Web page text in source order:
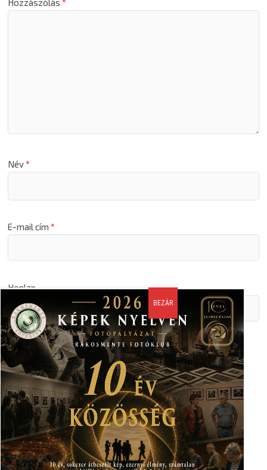
Név*
E-mail cím*
Honlap
A nevem, email címem, és weboldalcímem mentése a
böngészőben a következő hozzászólásomhoz.